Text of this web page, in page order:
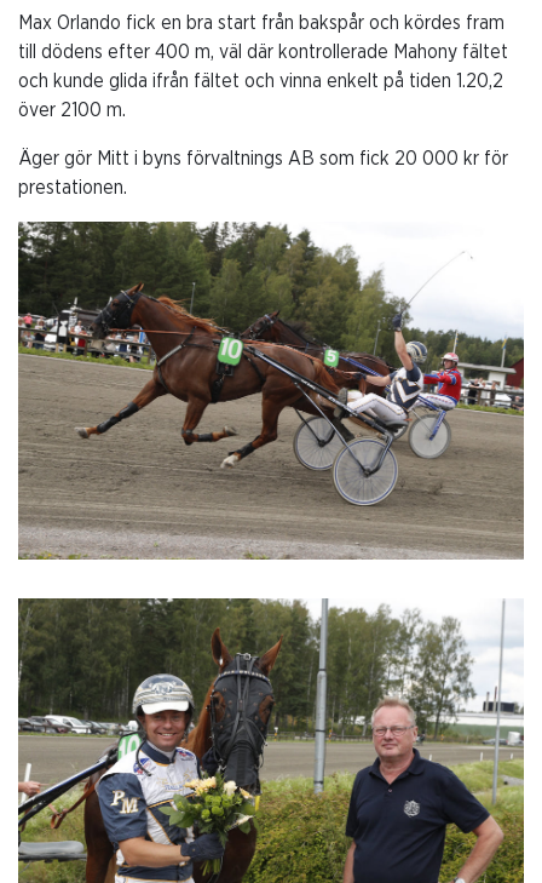
Max Orlando fick en bra start från bakspår och kördes fram
till dödens efter 400 m, väl där kontrollerade Mahony fältet
och kunde glida ifrån fältet och vinna enkelt på tiden 1.20,2
över 2100 m.
Äger gör Mitt i byns förvaltnings AB som fick 20 000 kr för
prestationen.